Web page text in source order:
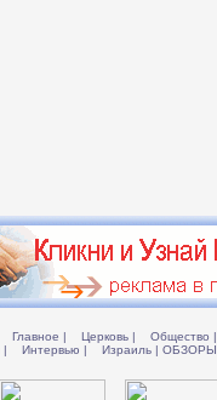
Главное | Церковь | Общество |
| Интервью | Израиль | ОБЗОРЫ